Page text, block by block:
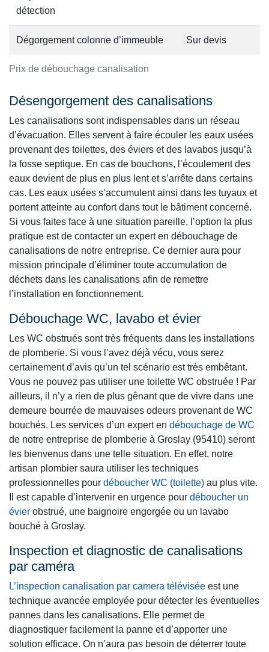
Prix de débouchage canalisation
détection
Dégorgement colonne d’immeuble Sur devis
Désengorgement des canalisations
Les canalisations sont indispensables dans un réseau
d’évacuation. Elles servent à faire écouler les eaux usées
provenant des toilettes, des éviers et des lavabos jusqu’à
la fosse septique. En cas de bouchons, l’écoulement des
eaux devient de plus en plus lent et s’arrête dans certains
cas. Les eaux usées s’accumulent ainsi dans les tuyaux et
portent atteinte au confort dans tout le bâtiment concerné.
Si vous faites face à une situation pareille, l’option la plus
pratique est de contacter un expert en débouchage de
canalisations de notre entreprise. Ce dernier aura pour
mission principale d’éliminer toute accumulation de
déchets dans les canalisations afin de remettre
l’installation en fonctionnement.
Débouchage WC, lavabo et évier
Les WC obstrués sont très fréquents dans les installations
de plomberie. Si vous l’avez déjà vécu, vous serez
certainement d’avis qu’un tel scénario est très embêtant.
Vous ne pouvez pas utiliser une toilette WC obstruée ! Par
ailleurs, il n’y a rien de plus gênant que de vivre dans une
demeure bourrée de mauvaises odeurs provenant de WC
bouchés. Les services d’un expert en débouchage de WC
de notre entreprise de plomberie à Groslay (95410) seront
les bienvenus dans une telle situation. En effet, notre
artisan plombier saura utiliser les techniques
professionnelles pour déboucher WC (toilette) au plus vite.
Il est capable d’intervenir en urgence pour déboucher un
évier obstrué, une baignoire engorgée ou un lavabo
bouché à Groslay.
Inspection et diagnostic de canalisations
par caméra
L’inspection canalisation par camera télévisée est une
technique avancée employée pour détecter les éventuelles
pannes dans les canalisations. Elle permet de
diagnostiquer facilement la panne et d’apporter une
solution efficace. On n’aura pas besoin de déterrer toute